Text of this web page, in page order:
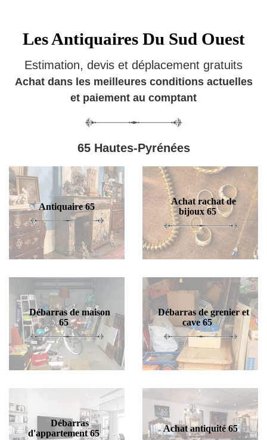
Les Antiquaires Du Sud Ouest
Estimation, devis et déplacement gratuits
Achat dans les meilleures conditions actuelles
et paiement au comptant
65 Hautes-Pyrénées
Antiquaire 65
Achat rachat de
bijoux 65
Débarras de maison
65
Débarras de grenier et
cave 65
Débarras
d'appartement 65
Achat antiquité 65